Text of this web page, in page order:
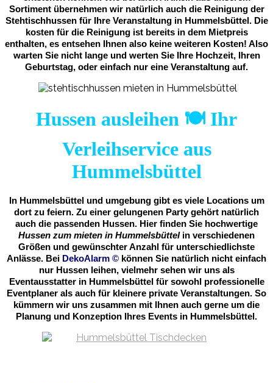
Sortiment übernehmen wir natürlich auch die Reinigung der
Stehtischhussen für Ihre Veranstaltung in Hummelsbüttel. Die
kosten für die Reinigung ist bereits in dem Mietpreis
enthalten, es entsehen Ihnen also keine weiteren Kosten! Also
warten Sie nicht lange und werten Sie Ihre Hochzeit, Ihren
Geburtstag, oder einfach nur eine Veranstaltung auf.
Hussen ausleihen 🍽️ Ihr
Verleihservice aus
Hummelsbüttel
In Hummelsbüttel und umgebung gibt es viele Locations um
dort zu feiern. Zu einer gelungenen Party gehört natürlich
auch die passenden Hussen. Hier finden Sie hochwertige
Hussen zum mieten in Hummelsbüttelin verschiedenen
Größen und gewünschter Anzahl für unterschiedlichste
Anlässe. Bei DekoAlarm © können Sie natürlich nicht einfach
nur Hussen leihen, vielmehr sehen wir uns als
Eventausstatter in Hummelsbüttel für sowohl professionelle
Eventplaner als auch für kleinere private Veranstaltungen. So
kümmern wir uns zusammen mit Ihnen auch gerne um die
Planung und Konzeption Ihres Events in Hummelsbüttel.